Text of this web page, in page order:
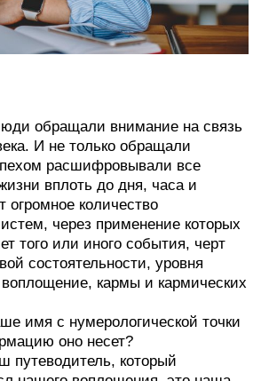
обращали внимание на связь
И не только обращали
расшифровывали все
вплоть до дня, часа и
количество
через применение которых
того или иного события, черт
состоятельности, уровня
воплощение, кармы и кармических
имя с нумерологической точки
оно несет?
который